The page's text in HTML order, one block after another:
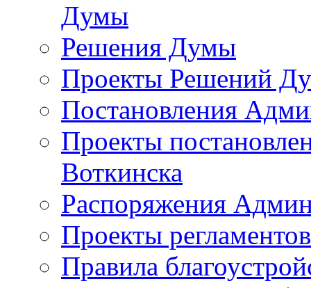
Думы
Решения Думы
Проекты Решений
Постановления
Проекты
Воткинска
Распоряжения
Проекты
Правила